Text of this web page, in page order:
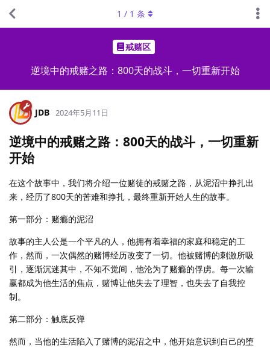
戒赌区
逆境中的戒赌之路：800天的战斗，一切重新开始
1 / 1 条
JDB 2024年5月11日
逆境中的戒赌之路：800天的战斗，一切重新
开始
在这个故事中，我们将介绍一位赌徒的戒赌之路，从泥沼中挣扎出
来，经历了800天的苦难和挣扎，最终重新开始人生的故事。
第一部分：赌瘾的泥沼
故事的主人公是一个平凡的人，他拥有着幸福的家庭和稳定的工
作，然而，一次偶然的赌博经历改变了一切。他被赌博的刺激所吸
引，逐渐沉迷其中，不知不觉间，他沦为了赌瘾的俘虏。每一次输
赢都成为他生活的焦点，赌博让他失去了理智，也失去了自我控
制。
第二部分：触底反弹
然而，当他的生活陷入了赌博的泥沼之中，他开始意识到自己的堕